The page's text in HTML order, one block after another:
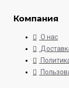
Компания
О нас